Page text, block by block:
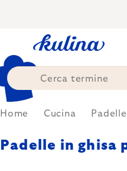
Home Cucina Padelle
Padelle in ghisa